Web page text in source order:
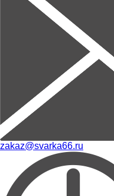
zakaz@svarka66.ru